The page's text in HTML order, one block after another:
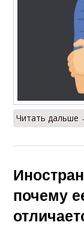
Читать дальше
почему